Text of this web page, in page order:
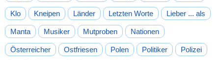
Klo Kneipen Länder Letzten Worte Lieber ... als
Manta Musiker Mutproben Nationen
Österreicher Ostfriesen Polen Politiker Polizei